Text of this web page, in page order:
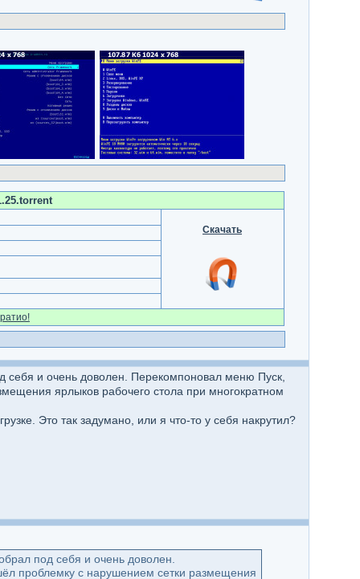
Скачать
себя и очень доволен. Перекомпоновал меню Пуск,
ярлыков рабочего стола при многократном
Это так задумано, или я что-то у себя накрутил?
под себя и очень доволен.
проблемку с нарушением сетки размещения